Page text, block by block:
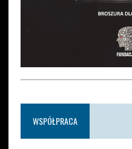
WSPÓŁPRACA